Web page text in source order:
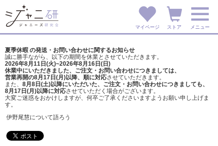
マイページ ストア メニュー
夏季休暇 の発送・お問い合わせに関するお知らせ
誠に勝手ながら、以下の期間を休業とさせていただきます。
2026年8月11日(火)~2026年8月16日(日)
休業中にいただきました、ご注文・お問い合わせにつきましては、
営業再開の8月17日(月)以降、順に対応させていただきます。
また、 8月8日(土)以降にいただいた、ご注文・ お問い合わせにつきましても、
8月17日(月)以降に対応させていただく場合がございます。
大変ご迷惑をおかけしますが、 何卒ご了承くださいますようお願い申し上げま
す。
伊野尾慧について語ろう